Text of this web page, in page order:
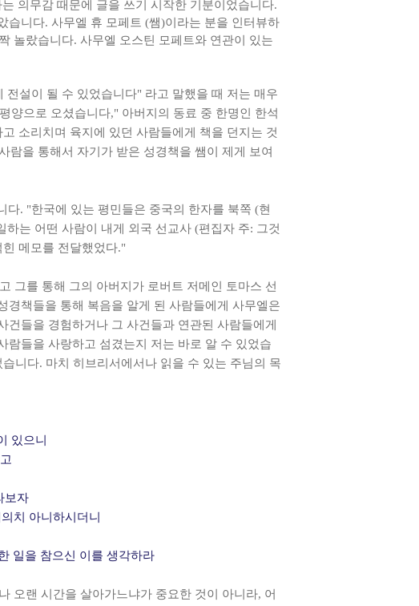
의무감 때문에 글을 쓰기 시작한 기분이었습니다.
습니다. 사무엘 휴 모페트 (쌤)이라는 분을 인터뷰하
놀랐습니다. 사무엘 오스틴 모페트와 연관이 있는
설이 될 수 있었습니다" 라고 말했을 때 저는 매우
양으로 오셨습니다," 아버지의 동료 중 한명인 한석
소리치며 육지에 있던 사람들에게 책을 던지는 것
람을 통해서 자기가 받은 성경책을 쌤이 제게 보여
. "한국에 있는 평민들은 중국의 한자를 북쪽 (현
는 어떤 사람이 내게 외국 선교사 (편집자 주: 그것
메모를 전달했었다."
그를 통해 그의 아버지가 로버트 저메인 토마스 선
경책들을 통해 복음을 알게 된 사람들에게 사무엘은
들을 경험하거나 그 사건들과 연관된 사람들에게
람들을 사랑하고 섬겼는지 저는 바로 알 수 있었습
니다. 마치 히브리서에서나 읽을 수 있는 주님의 목
있으니
보자
치 아니하시더니
일을 참으신 이를 생각하라
오랜 시간을 살아가느냐가 중요한 것이 아니라, 어